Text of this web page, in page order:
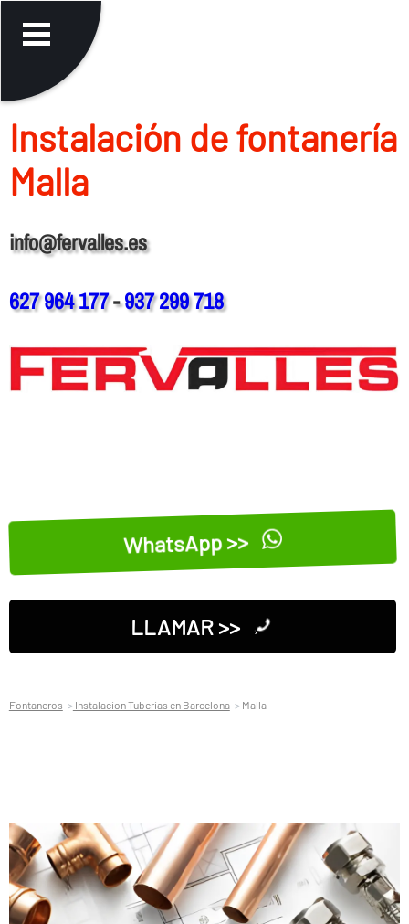
Instalación de fontanerí­a
Malla
info@fervalles.es
627 964 177-937 299 718
WhatsApp >>
LLAMAR >>
Fontaneros Instalacion Tuberias en Barcelona Malla